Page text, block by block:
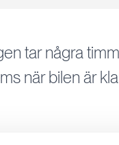
tar några
när bilen är